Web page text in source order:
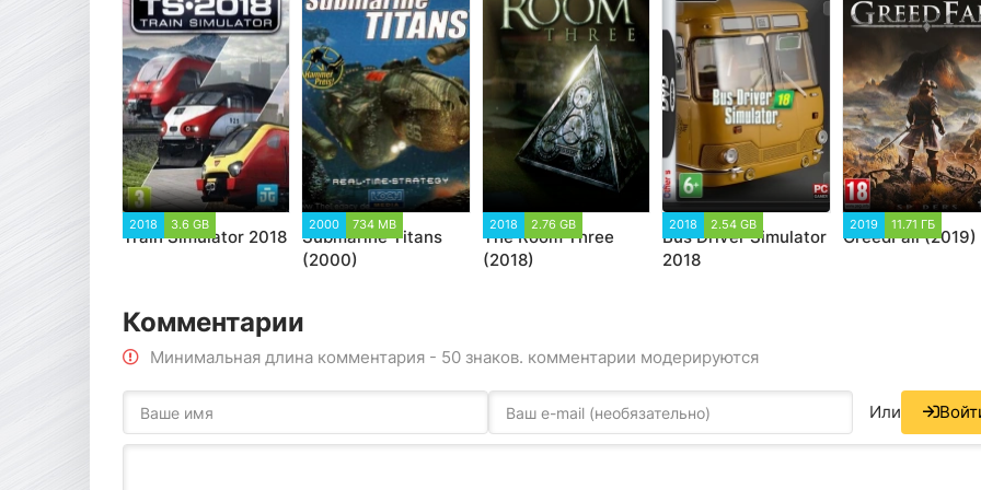
2018 3.6 GB
Train Simulator 2018
2000 734 MB
Submarine Titans
(2000)
2018 2.76 GB
The Room Three
(2018)
2018 2.54 GB
Bus Driver Simulator
2018
2019 11.71 ГБ
GreedFall (2019)
Комментарии
Минимальная длина комментария - 50 знаков. комментарии модерируются
Или